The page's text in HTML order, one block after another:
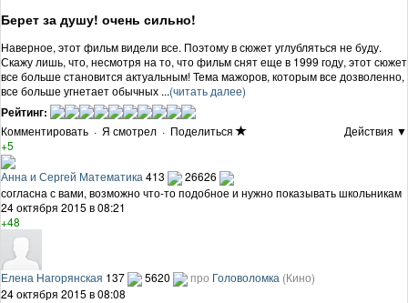
Берет за душу! очень сильно!
Наверное, этот фильм видели все. Поэтому в сюжет углубляться не буду.
Скажу лишь, что, несмотря на то, что фильм снят еще в 1999 году, этот сюжет
все больше становится актуальным! Тема мажоров, которым все дозволенно,
все больше угнетает обычных ...(читать далее)
Рейтинг:
Комментировать · Я смотрел · Поделиться
Действия ▼
+5
Анна и Сергей Математика 413
26626
согласна с вами, возможно что-то подобное и нужно показывать школьникам
24 октября 2015 в 08:21
+48
Елена Нагорянская 137 5620 про Головоломка (Кино)
24 октября 2015 в 08:08